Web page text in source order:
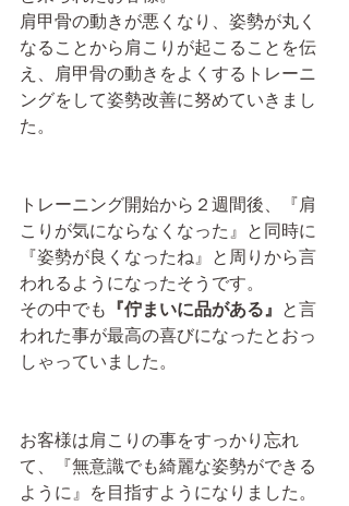
肩甲骨の動きが悪くなり、姿勢が丸く
なることから肩こりが起こることを伝
え、肩甲骨の動きをよくするトレーニ
ングをして姿勢改善に努めていきまし
た。
トレーニング開始から２週間後、『肩
こりが気にならなくなった』と同時に
『姿勢が良くなったね』と周りから言
われるようになったそうです。
その中でも 『佇まいに品がある』 と言
われた事が最高の喜びになったとおっ
しゃっていました。
お客様は肩こりの事をすっかり忘れ
て、『無意識でも綺麗な姿勢ができる
ように』を目指すようになりました。